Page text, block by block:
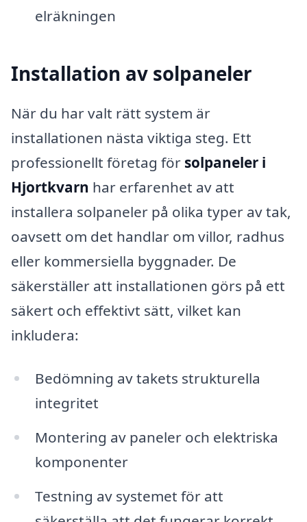
elräkningen
Installation av solpaneler
När du har valt rätt system är
installationen nästa viktiga steg. Ett
professionellt företag för solpaneler i
Hjortkvarn har erfarenhet av att
installera solpaneler på olika typer av tak,
oavsett om det handlar om villor, radhus
eller kommersiella byggnader. De
säkerställer att installationen görs på ett
säkert och effektivt sätt, vilket kan
inkludera:
Bedömning av takets strukturella
integritet
Montering av paneler och elektriska
komponenter
Testning av systemet för att